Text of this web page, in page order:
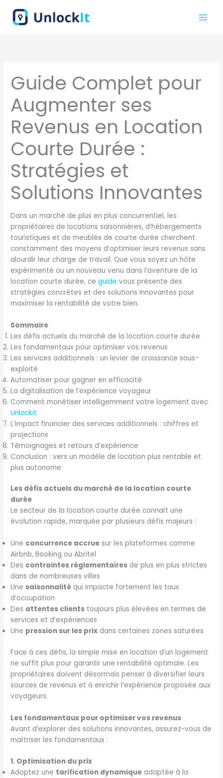
contenu
Guide Complet pour
Augmenter ses
Revenus en Location
Courte Durée :
Stratégies et
Solutions Innovantes
Dans un marché de plus en plus concurrentiel, les
propriétaires de locations saisonnières, d’hébergements
touristiques et de meublés de courte durée cherchent
constamment des moyens d’optimiser leurs revenus sans
alourdir leur charge de travail. Que vous soyez un hôte
expérimenté ou un nouveau venu dans l’aventure de la
location courte durée, ceguidevous présente des
stratégies concrètes et des solutions innovantes pour
maximiser la rentabilité de votre bien.
Sommaire
Les défis actuels du marché de la location courte durée
Les fondamentaux pour optimiser vos revenus
Les services additionnels : un levier de croissance sous-
exploité
Automatiser pour gagner en efficacité
La digitalisation de l’expérience voyageur
Comment monétiser intelligemment votre logement avec
Unlockit
L’impact financier des services additionnels : chiffres et
projections
Témoignages et retours d’expérience
Conclusion : vers un modèle de location plus rentable et
plus autonome
Les défis actuels du marché de la location courte
durée
Le secteur de la location courte durée connaît une
évolution rapide, marquée par plusieurs défis majeurs :
Une concurrence accrue sur les plateformes comme
Airbnb, Booking ou Abritel
Des contraintes réglementaires de plus en plus strictes
dans de nombreuses villes
Une saisonnalité qui impacte fortement les taux
d’occupation
Des attentes clients toujours plus élevées en termes de
services et d’expériences
Une pression sur les prix dans certaines zones saturées
Face à ces défis, la simple mise en location d’un logement
ne suffit plus pour garantir une rentabilité optimale. Les
propriétaires doivent désormais penser à diversifier leurs
sources de revenus et à enrichir l’expérience proposée aux
voyageurs.
Les fondamentaux pour optimiser vos revenus
Avant d’explorer des solutions innovantes, assurez-vous de
maîtriser les fondamentaux :
1. Optimisation du prix
Adoptez une tarification dynamique adaptée à la